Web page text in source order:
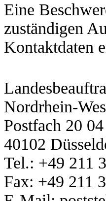
Eine
zuständigen
Kontaktdaten
Nordrhein-
Postfach 20
40102
Tel.: +49 211
Fax: +49 211